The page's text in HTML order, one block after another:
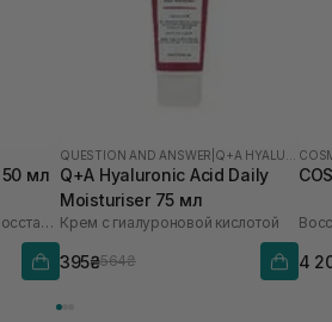
50 мл
Увлажняющий крем для восстановления микробиомы
QUESTION AND ANSWER
Q+A Hyaluronic Acid Daily
Moisturiser 75 мл
Крем с гиалуроновой кислотой
395₴564₴ 4